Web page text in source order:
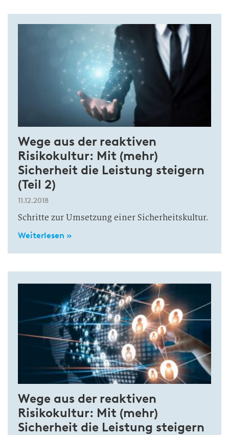
Wege aus der reaktiven
Risikokultur: Mit (mehr)
Sicherheit die Leistung steigern
(Teil 2)
11.12.2018
Schritte zur Umsetzung einer Sicherheitskultur.
Weiterlesen »
Wege aus der reaktiven
Risikokultur: Mit (mehr)
Sicherheit die Leistung steigern